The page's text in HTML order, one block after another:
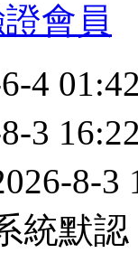
會員
4
3
8-3
統默認